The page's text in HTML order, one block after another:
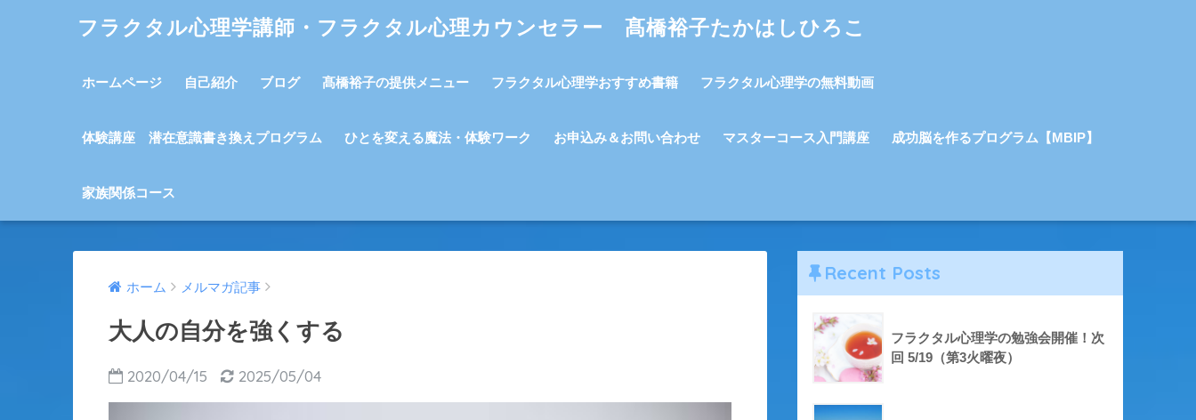
フラクタル心理学講師・フラクタル心理カウンセラー 髙橋裕子たかはしひろこ
ホームページ 自己紹介 ブログ 髙橋裕子の提供メニュー フラクタル心理学おすすめ書籍 フラクタル心理学の無料動画
体験講座 潜在意識書き換えプログラム ひとを変える魔法・体験ワーク お申込み＆お問い合わせ マスターコース入門講座 成功脳を作るプログラム【MBIP】
家族関係コース
ホーム メルマガ記事
大人の自分を強くする
2020/04/15 2025/05/04
Recent Posts
フラクタル心理学の勉強会開催！次
回 5/19（第3火曜夜）